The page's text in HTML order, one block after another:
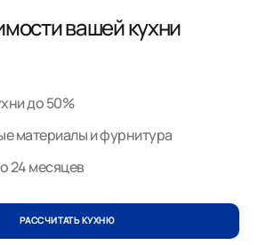
вашей кухни
до 50%
материалы и фурнитура
24 месяцев
РАССЧИТАТЬ КУХНЮ